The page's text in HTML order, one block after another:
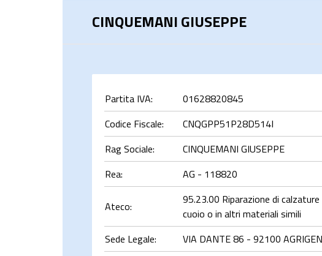
CINQUEMANI GIUSEPPE
Partita IVA:
01628820845
Codice Fiscale:
CNQGPP51P28D514I
Rag Sociale:
CINQUEMANI GIUSEPPE
Rea:
AG - 118820
Ateco:
95.23.00 Riparazione di
cuoio o in altri materiali simili
Sede Legale:
VIA DANTE 86 - 92100